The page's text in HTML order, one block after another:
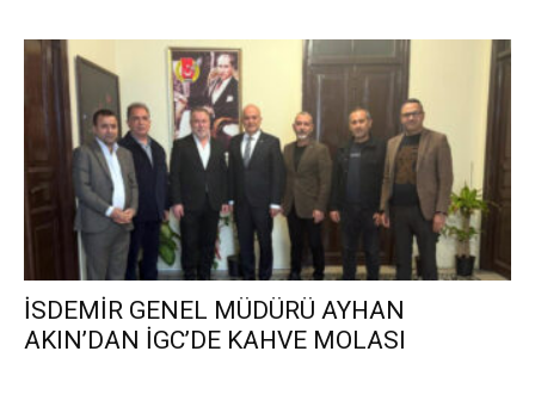
İSDEMİR GENEL MÜDÜRÜ AYHAN
AKIN’DAN İGC’DE KAHVE MOLASI